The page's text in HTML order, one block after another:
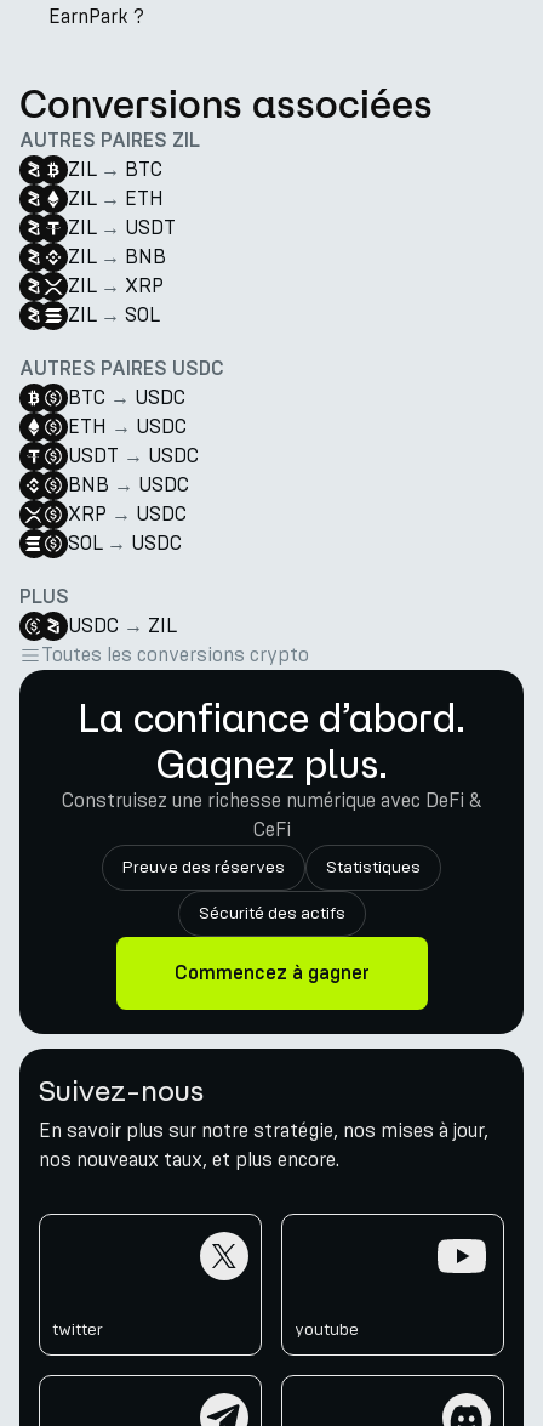
EarnPark ?
Conversions associées
AUTRES PAIRES ZIL
ZIL → BTC
ZIL → ETH
ZIL → USDT
ZIL → BNB
ZIL → XRP
ZIL → SOL
AUTRES PAIRES USDC
BTC → USDC
ETH → USDC
USDT → USDC
BNB → USDC
XRP → USDC
SOL → USDC
PLUS
USDC → ZIL
Toutes les conversions crypto
La confiance d’abord.
Gagnez plus.
Construisez une richesse numérique avec DeFi &
CeFi
Preuve des réserves Statistiques
Sécurité des actifs
Commencez à gagner
Suivez-nous
En savoir plus sur notre stratégie, nos mises à jour,
nos nouveaux taux, et plus encore.
twitter youtube